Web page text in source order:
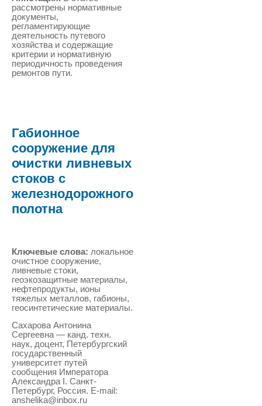
рассмотрены нормативные
документы,
регламентирующие
деятельность путевого
хозяйства и содержащие
критерии и нормативную
периодичность проведения
ремонтов пути.
Габионное
сооружение для
очистки ливневых
стоков с
железнодорожного
полотна
Ключевые слова: локальное
очистное сооружение,
ливневые стоки,
геоэкозащитные материалы,
нефтепродукты, ионы
тяжелых металлов, габионы,
геосинтетические материалы.
Сахарова Антонина
Сергеевна — канд. техн.
наук, доцент, Петербургский
государственный
университет путей
сообщения Императора
Александра I. Санкт-
Петербург, Россия. E-mail:
anshelika@inbox.ru